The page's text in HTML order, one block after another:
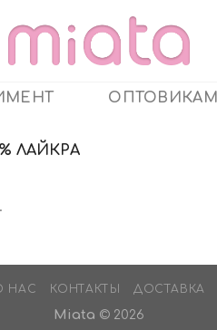
ОПТОВИКАМ
ЛАЙКРА
НАС КОНТАКТЫ ДОСТАВКА
Miata © 2026